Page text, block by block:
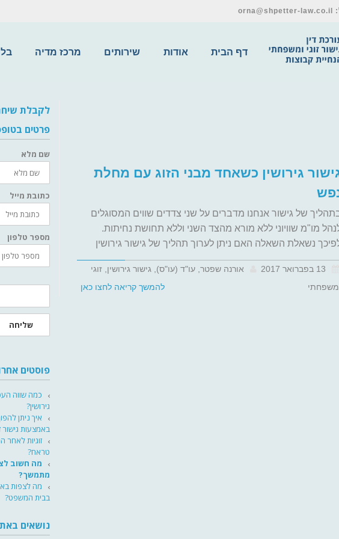
דף הבית אודות שירותים מרכז מדיה
גירושין כשאחד מבני הזוג עם מחלת
של גישור אנחנו מדברים על שני צדדים שווים המסוגלים
מו"מ שוויוני ללא מורא מהצד השני וללא תחושת נחיתות.
נשאלת השאלה האם ניתן לערוך תהליך של גישור גירושין
אורנה שפטר, עו"ד (עו"ס), גישור גירושין, זוגי
להמשך קריאה לחצו כאן
לקבלת
פרטים
שם מלא
כתובת מייל
מספר טלפון
שליחה
פוסטים
כמה שווה
גירושין?
איך ניתן
באמצעות גישור
זוגיות לאחר
טראח?
מה חשוב
מתמשך?
מה לצפות
בבית המשפט?
נושאים